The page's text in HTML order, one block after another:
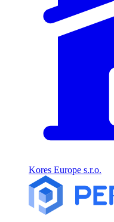
Kores Europe s.r.o.